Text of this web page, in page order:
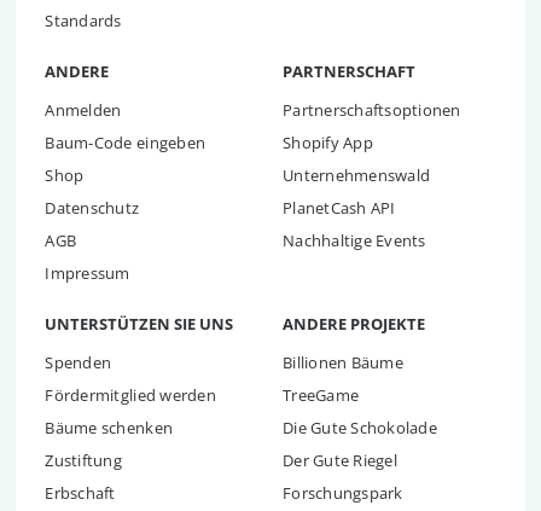
Standards
ANDERE
Anmelden
Baum-Code eingeben
Shop
Datenschutz
AGB
Impressum
PARTNERSCHAFT
Partnerschaftsoptionen
Shopify App
Unternehmenswald
PlanetCash API
Nachhaltige Events
UNTERSTÜTZEN SIE UNS
Spenden
Fördermitglied werden
Bäume schenken
Zustiftung
Erbschaft
ANDERE PROJEKTE
Billionen Bäume
TreeGame
Die Gute Schokolade
Der Gute Riegel
Forschungspark